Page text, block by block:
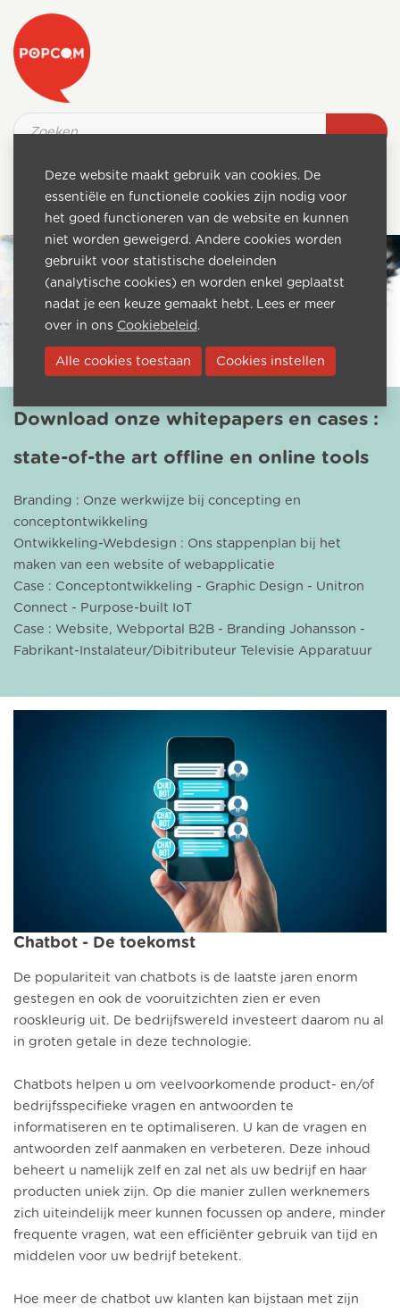
Download onze whitepapers en cases :
state-of-the art offline en online tools
Branding : Onze werkwijze bij concepting en
conceptontwikkeling
Ontwikkeling-Webdesign : Ons stappenplan bij het
maken van een website of webapplicatie
Case : Conceptontwikkeling - Graphic Design - Unitron
Connect - Purpose-built IoT
Case : Website, Webportal B2B - Branding Johansson -
Fabrikant-Instalateur/Dibitributeur Televisie Apparatuur
Chatbot - De toekomst
De populariteit van chatbots is de laatste jaren enorm
gestegen en ook de vooruitzichten zien er even
rooskleurig uit. De bedrijfswereld investeert daarom nu al
in groten getale in deze technologie.
Chatbots helpen u om veelvoorkomende product- en/of
bedrijfsspecifieke vragen en antwoorden te
informatiseren en te optimaliseren. U kan de vragen en
antwoorden zelf aanmaken en verbeteren. Deze inhoud
beheert u namelijk zelf en zal net als uw bedrijf en haar
producten uniek zijn. Op die manier zullen werknemers
zich uiteindelijk meer kunnen focussen op andere, minder
frequente vragen, wat een efficiënter gebruik van tijd en
middelen voor uw bedrijf betekent.
Hoe meer de chatbot uw klanten kan bijstaan met zijn
Deze website maakt gebruik van cookies. De
essentiële en functionele cookies zijn nodig voor
het goed functioneren van de website en kunnen
niet worden geweigerd. Andere cookies worden
gebruikt voor statistische doeleinden
(analytische cookies) en worden enkel geplaatst
nadat je een keuze gemaakt hebt. Lees er meer
over in ons Cookiebeleid .
Alle cookies toestaan Cookies instellen